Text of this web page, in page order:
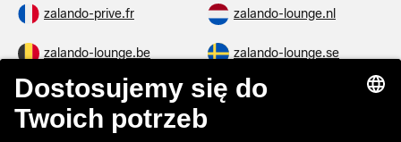
zalando-prive.fr zalando-lounge.nl
zalando-lounge.be zalando-lounge.se
zalando-lounge.fi zalando-lounge.dk
zalando-lounge.co.uk